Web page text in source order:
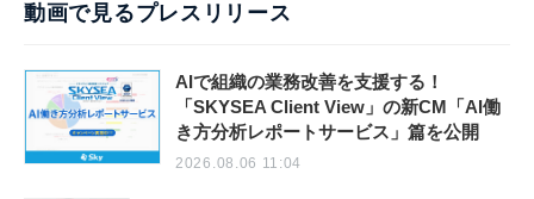
動画で見るプレスリリース
AIで組織の業務改善を支援する！
「SKYSEA Client View」の新CM「AI働
き方分析レポートサービス」篇を公開
2026.08.06 11:04